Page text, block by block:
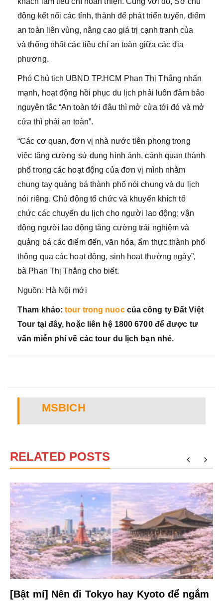
động kết nối các tỉnh, thành để phát triển tuyến, điểm
an toàn liên vùng, nâng cao giá trị cạnh tranh của
và thống nhất các tiêu chí an toàn giữa các địa
phương.
Phó Chủ tịch UBND TP.HCM Phan Thị Thắng nhấn
mạnh, hoạt động hồi phục du lịch phải luôn đảm bảo
nguyên tắc “An toàn tới đâu thì mở cửa tới đó và mở
cửa thì phải an toàn”.
“Các cơ quan, đơn vị nhà nước tiên phong trong
việc tăng cường sử dụng hình ảnh, cảnh quan thành
phố trong các hoạt động của đơn vị mình nhằm
chung tay quảng bá thành phố nói chung và du lịch
nói riêng. Chủ động tổ chức và khuyến khích tổ
chức các chuyến du lịch cho người lao động; vận
động người lao động tăng cường trải nghiệm và
quảng bá các điểm đến, văn hóa, ẩm thực thành phố
thông qua các hoạt động, sinh hoạt thường ngày”,
bà Phan Thị Thắng cho biết.
Nguồn: Hà Nội mới
Tham khảo:tour trong nuoccủa công ty Đất Việt
Tour tại đây, hoặc liên hệ 1800 6700 để được tư
vấn miễn phí về các tour du lịch bạn nhé.
MSBICH
RELATED POSTS
[Bật mí] Nên đi Tokyo hay Kyoto để ngắm